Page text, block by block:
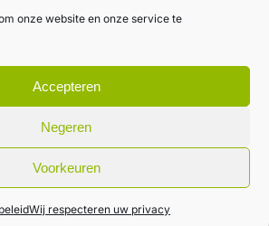
onze website en onze service te
Accepteren
Negeren
Voorkeuren
Wij respecteren uw privacy
aanvragen
veld naar je inbox.
|Privacybeleid| gemaakt met door
creativitijd